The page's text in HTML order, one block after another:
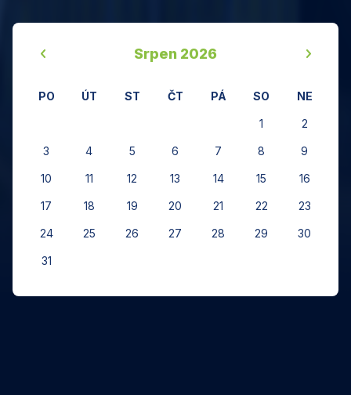
Srpen 2026
PO ÚT ST ČT PÁ SO NE
1 2
3 4 5 6 7 8 9
10 11 12 13 14 15 16
17 18 19 20 21 22 23
24 25 26 27 28 29 30
31